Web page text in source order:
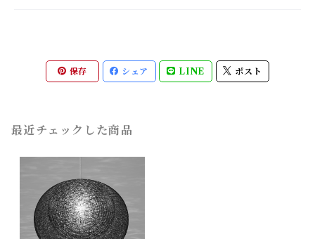
保存 シェア LINE ポスト
最近チェックした商品